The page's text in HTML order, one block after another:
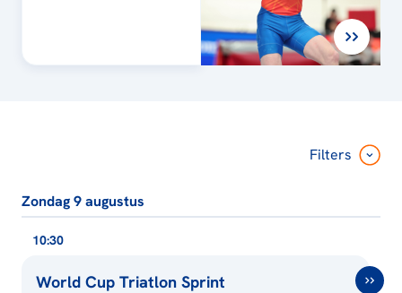
Filters
Zondag 9 augustus
10:30
World Cup Triatlon Sprint